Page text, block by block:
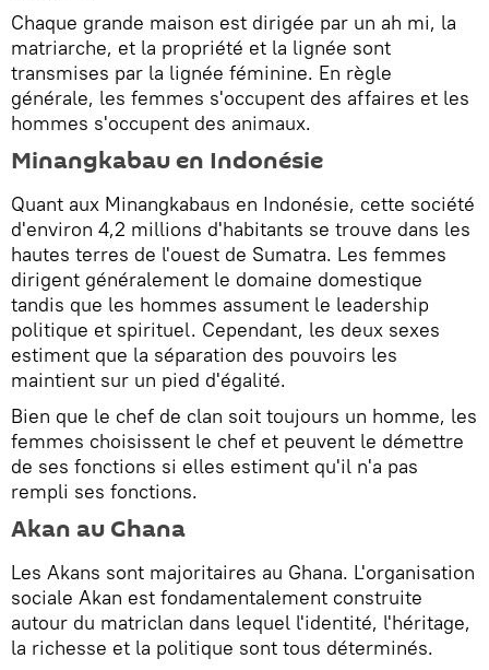
Chaque grande maison est dirigée par un ah mi, la
matriarche, et la propriété et la lignée sont
transmises par la lignée féminine. En règle
générale, les femmes s'occupent des affaires et les
hommes s'occupent des animaux.
Minangkabau en Indonésie
Quant aux Minangkabaus en Indonésie, cette société
d'environ 4,2 millions d'habitants se trouve dans les
hautes terres de l'ouest de Sumatra. Les femmes
dirigent généralement le domaine domestique
tandis que les hommes assument le leadership
politique et spirituel. Cependant, les deux sexes
estiment que la séparation des pouvoirs les
maintient sur un pied d'égalité.
Bien que le chef de clan soit toujours un homme, les
femmes choisissent le chef et peuvent le démettre
de ses fonctions si elles estiment qu'il n'a pas
rempli ses fonctions.
Akan au Ghana
Les Akans sont majoritaires au Ghana. L'organisation
sociale Akan est fondamentalement construite
autour du matriclan dans lequel l'identité, l'héritage,
la richesse et la politique sont tous déterminés.